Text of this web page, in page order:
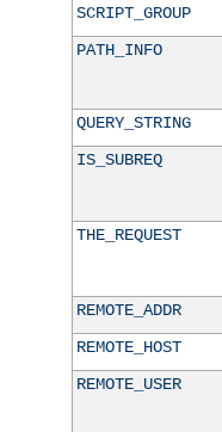
SCRIPT_GROUP
PATH_INFO
QUERY_STRING
IS_SUBREQ
THE_REQUEST
REMOTE_ADDR
REMOTE_HOST
REMOTE_USER